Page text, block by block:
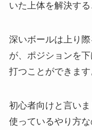
いた上体を解決する
深いボールは上り
が、ポジションを
打つことができます
初心者向けと言い
使っているやり方